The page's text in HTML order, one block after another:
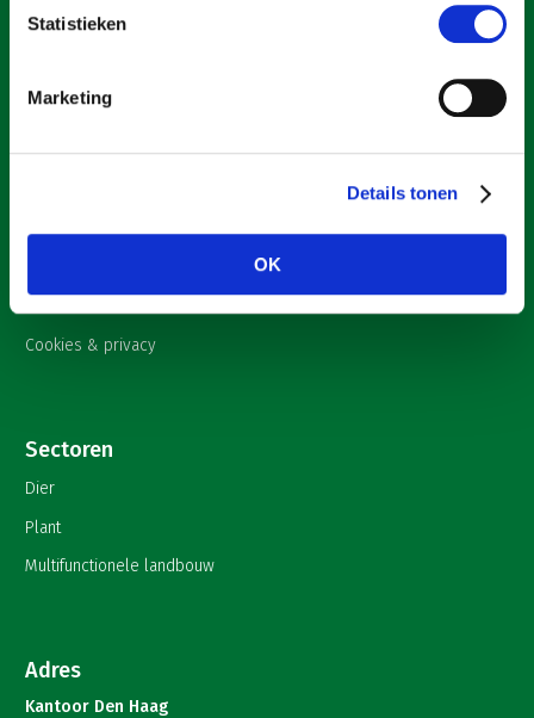
Statistieken
Marketing
Details tonen
OK
Medewerkers
Vacatures
Contact
Over LTO
Onderwerpen
Cookies & privacy
Sectoren
Dier
Plant
Multifunctionele landbouw
Adres
Kantoor Den Haag